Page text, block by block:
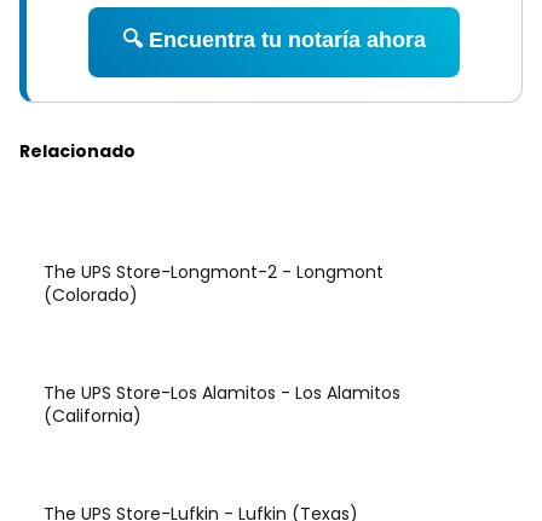
🔍 Encuentra tu notaría ahora
Relacionado
The UPS Store-Longmont-2 - Longmont
(Colorado)
The UPS Store-Los Alamitos - Los Alamitos
(California)
The UPS Store-Lufkin - Lufkin (Texas)